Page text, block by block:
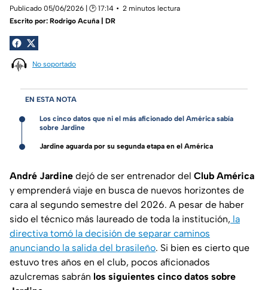
Publicado 05/06/2026 | 🕑 17:14
2 minutos lectura
Escrito por: Rodrigo Acuña | DR
No soportado
EN ESTA NOTA
Los cinco datos que ni el más aficionado del América sabía
sobre Jardine
Jardine aguarda por su segunda etapa en el América
André Jardine dejó de ser entrenador del Club América
y emprenderá viaje en busca de nuevos horizontes de
cara al segundo semestre del 2026. A pesar de haber
sido el técnico más laureado de toda la institución, la
directiva tomó la decisión de separar caminos
anunciando la salida del brasileño. Si bien es cierto que
estuvo tres años en el club, pocos aficionados
azulcremas sabrán los siguientes cinco datos sobre